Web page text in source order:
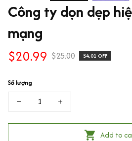
Công ty dọn dẹp
mạng
$20.99 $25.00 $4.01 OFF
Số lượng
Add to